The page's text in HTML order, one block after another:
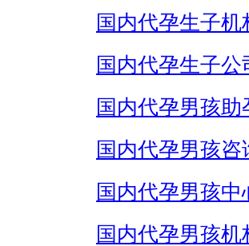
国内代孕生子机
国内代孕生子公
国内代孕男孩助
国内代孕男孩咨
国内代孕男孩中
国内代孕男孩机